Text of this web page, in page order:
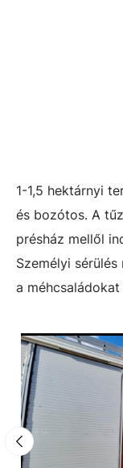
1-1,5 hektárnyi
és bozótos. A
présház mellől
Személyi
a